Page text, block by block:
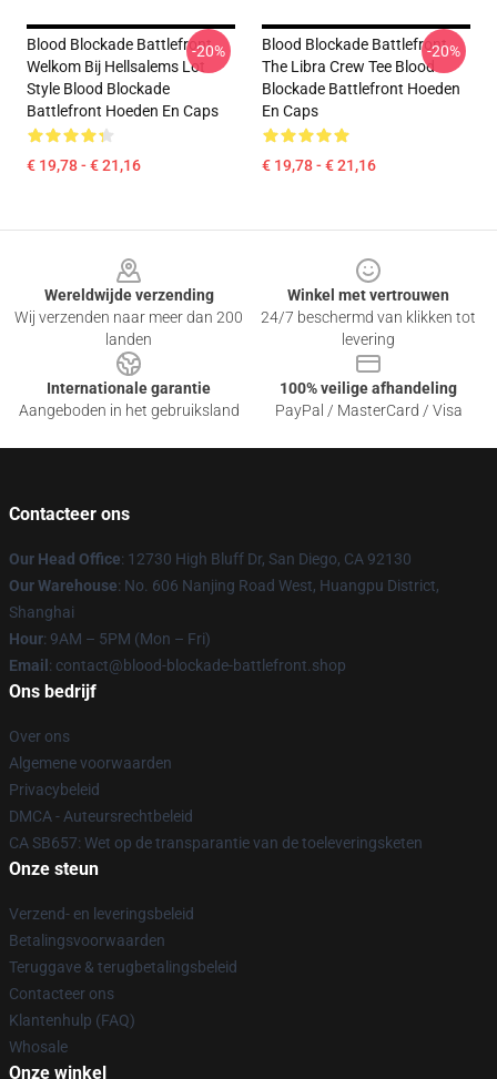
Blood Blockade Battlefront
Welkom Bij Hellsalems Lot
Style Blood Blockade
Battlefront Hoeden En Caps
€ 19,78 - € 21,16
-20%
Blood Blockade Battlefront
The Libra Crew Tee Blood
Blockade Battlefront Hoeden
En Caps
€ 19,78 - € 21,16
-20%
Wereldwijde verzending
Wij verzenden naar meer dan 200
landen
Winkel met vertrouwen
24/7 beschermd van klikken tot
levering
Internationale garantie
Aangeboden in het gebruiksland
100% veilige afhandeling
PayPal / MasterCard / Visa
Contacteer ons
Our Head Office: 12730 High Bluff Dr, San Diego, CA 92130
Our Warehouse: No. 606 Nanjing Road West, Huangpu District,
Shanghai
Hour: 9AM – 5PM (Mon – Fri)
Email : contact@blood-blockade-battlefront.shop
Ons bedrijf
Over ons
Algemene voorwaarden
Privacybeleid
DMCA - Auteursrechtbeleid
CA SB657: Wet op de transparantie van de toeleveringsketen
Onze steun
Verzend- en leveringsbeleid
Betalingsvoorwaarden
Teruggave & terugbetalingsbeleid
Contacteer ons
Klantenhulp (FAQ)
Whosale
Onze winkel